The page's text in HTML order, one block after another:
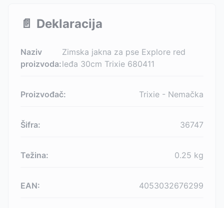
📄 Deklaracija
Naziv
proizvoda:
Zimska jakna za pse Explore red
leđa 30cm Trixie 680411
Proizvođač: Trixie - Nemačka
Šifra: 36747
Težina: 0.25 kg
EAN: 4053032676299